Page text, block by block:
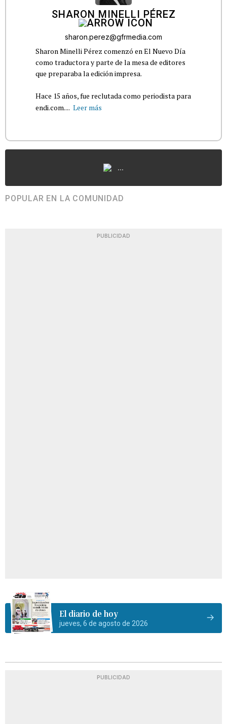
SHARON MINELLI PÉREZ
sharon.perez@gfrmedia.com
Sharon Minelli Pérez comenzó en El Nuevo Día
como traductora y parte de la mesa de editores
que preparaba la edición impresa.
Hace 15 años, fue reclutada como periodista para
endi.com.... Leer más
...
POPULAR EN LA COMUNIDAD
PUBLICIDAD
El diario de hoy
jueves, 6 de agosto de 2026
PUBLICIDAD